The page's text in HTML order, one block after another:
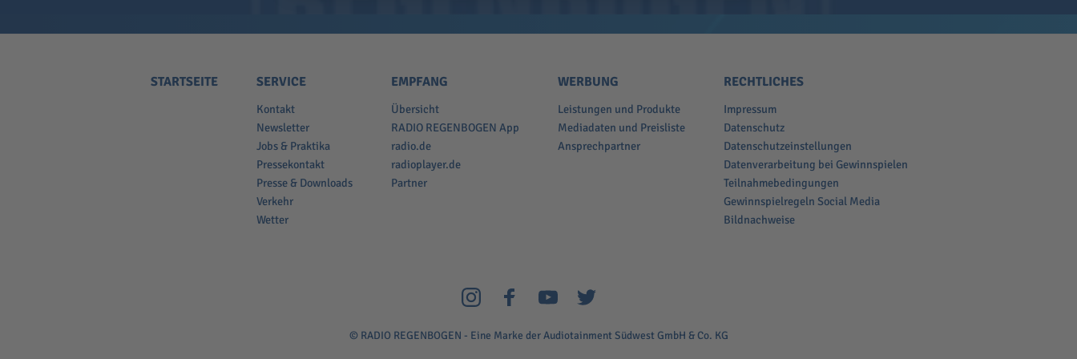
STARTSEITE SERVICE
Kontakt
Newsletter
Jobs & Praktika
Pressekontakt
Presse & Downloads
Verkehr
Wetter
EMPFANG
Übersicht
RADIO REGENBOGEN App
radio.de
radioplayer.de
Partner
WERBUNG
Leistungen und Produkte
Mediadaten und Preisliste
Ansprechpartner
RECHTLICHES
Impressum
Datenschutz
Datenschutzeinstellungen
Datenverarbeitung bei Gewinnspielen
Teilnahmebedingungen
Gewinnspielregeln Social Media
Bildnachweise
© RADIO REGENBOGEN - Eine Marke der Audiotainment Südwest GmbH & Co. KG